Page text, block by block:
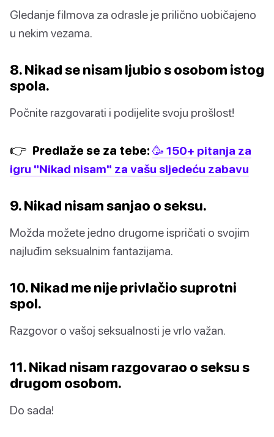
Gledanje filmova za odrasle je prilično uobičajeno
u nekim vezama.
8. Nikad se nisam ljubio s osobom istog
spola.
Počnite razgovarati i podijelite svoju prošlost!
👉 Predlaže se za tebe: 🥳 150+ pitanja za
igru "Nikad nisam" za vašu sljedeću zabavu
9. Nikad nisam sanjao o seksu.
Možda možete jedno drugome ispričati o svojim
najluđim seksualnim fantazijama.
10. Nikad me nije privlačio suprotni
spol.
Razgovor o vašoj seksualnosti je vrlo važan.
11. Nikad nisam razgovarao o seksu s
drugom osobom.
Do sada!